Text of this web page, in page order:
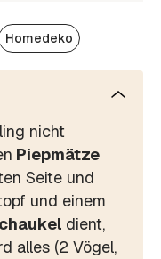
Homedeko
nicht
Piepmätze
Seite und
und einem
dient,
alles (2 Vögel,